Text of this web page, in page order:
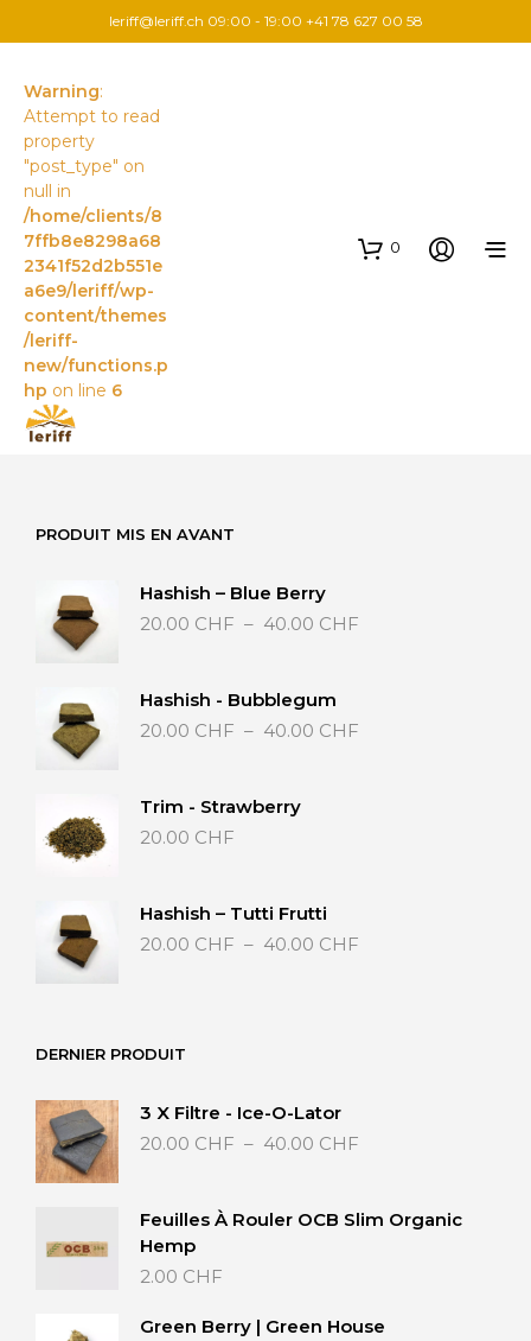
leriff@leriff.ch 09:00 - 19:00 +41 78 627 00 58
Warning:
Attempt to read
property
"post_type" on
null in
/home/clients/8
7ffb8e8298a68
2341f52d2b551e
a6e9/leriff/wp-
content/themes
/leriff-
new/functions.p
hp on line 6
0
PRODUIT MIS EN AVANT
Hashish – Blue Berry
20.00 CHF – 40.00 CHF
Hashish - Bubblegum
20.00 CHF – 40.00 CHF
Trim - Strawberry
20.00 CHF
Hashish – Tutti Frutti
20.00 CHF – 40.00 CHF
DERNIER PRODUIT
3 X Filtre - Ice-O-Lator
20.00 CHF – 40.00 CHF
20.00 CHF
à
Feuilles À Rouler OCB Slim Organic
Hemp
2.00 CHF
Green Berry | Green House